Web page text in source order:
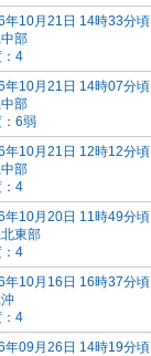
年10月21日 14時33分頃
部
4
年10月21日 14時07分頃
部
6弱
年10月21日 12時12分頃
部
4
年10月20日 11時49分頃
東部
4
年10月16日 16時37分頃
4
年09月26日 14時19分頃